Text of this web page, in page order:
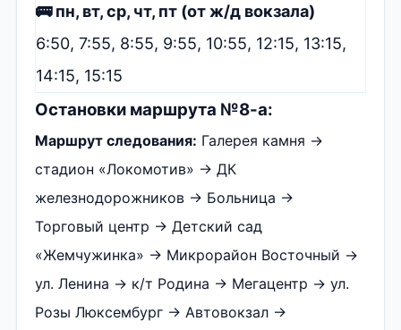
🚌 пн, вт, ср, чт, пт (от ж/д вокзала)
6:50, 7:55, 8:55, 9:55, 10:55, 12:15, 13:15,
14:15, 15:15
Остановки маршрута №8-а:
Маршрут следования: Галерея камня →
стадион «Локомотив» → ДК
железнодорожников → Больница →
Торговый центр → Детский сад
«Жемчужинка» → Микрорайон Восточный →
ул. Ленина → к/т Родина → Мегацентр → ул.
Розы Люксембург → Автовокзал →